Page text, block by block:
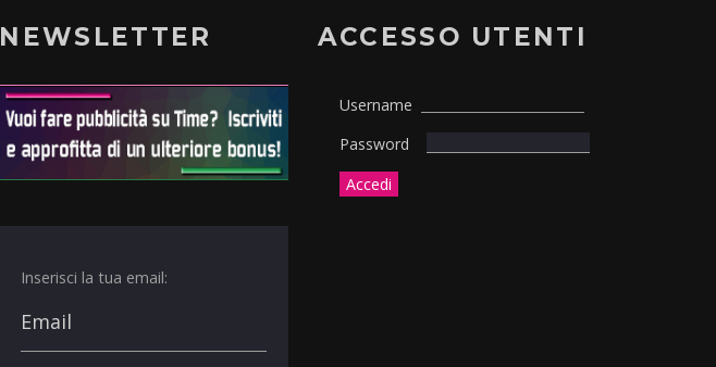
NEWSLETTER
Inserisci la tua email:
ACCESSO UTENTI
Username
Password